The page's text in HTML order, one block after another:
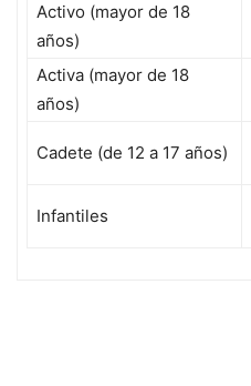
Activo (mayor de 18
años)
Activa (mayor de 18
años)
Cadete (de 12 a 17 años)
Infantiles